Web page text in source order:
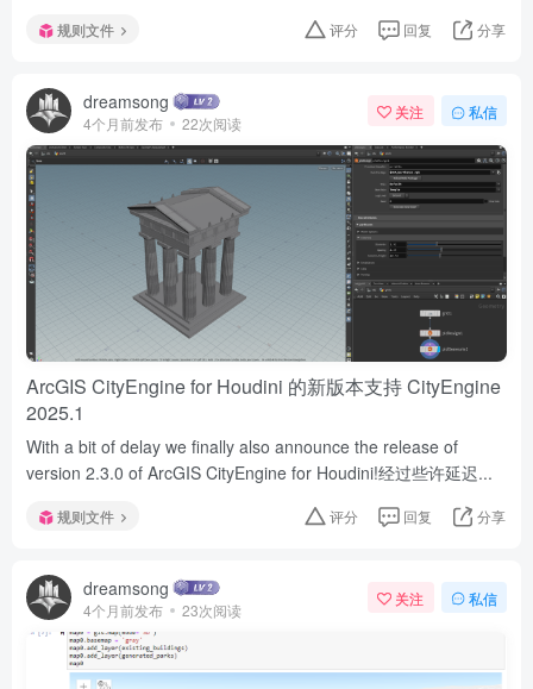
规则文件 评分 回复 分享
dreamsong
4个月前发布 22次阅读
关注 私信
ArcGIS CityEngine for Houdini 的新版本支持 CityEngine
2025.1
With a bit of delay we finally also announce the release of
version 2.3.0 of ArcGIS CityEngine for Houdini!经过些许延迟...
规则文件 评分 回复 分享
dreamsong
4个月前发布 23次阅读
关注 私信